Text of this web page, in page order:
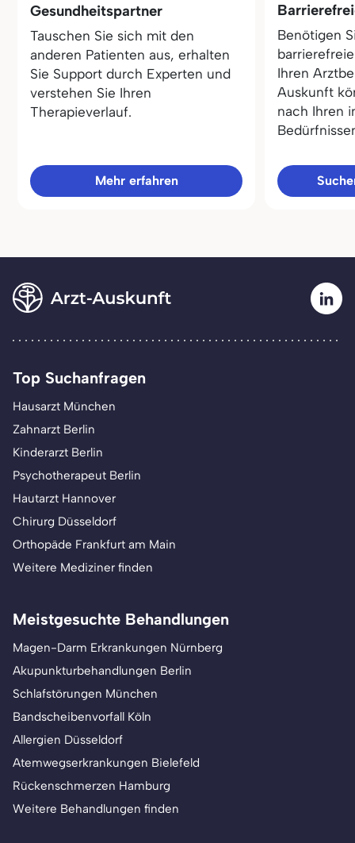
Gesundheitspartner
Tauschen Sie sich mit den
anderen Patienten aus, erhalten
Sie Support durch Experten und
verstehen Sie Ihren
Therapieverlauf.
Mehr erfahren
Benötigen
Ihren
Auskunft
nach Ihren
Top Suchanfragen
Hausarzt München
Zahnarzt Berlin
Kinderarzt Berlin
Psychotherapeut Berlin
Hautarzt Hannover
Chirurg Düsseldorf
Orthopäde Frankfurt am Main
Weitere Mediziner finden
Meistgesuchte Behandlungen
Magen-Darm Erkrankungen Nürnberg
Akupunkturbehandlungen Berlin
Schlafstörungen München
Bandscheibenvorfall Köln
Allergien Düsseldorf
Atemwegserkrankungen Bielefeld
Rückenschmerzen Hamburg
Weitere Behandlungen finden